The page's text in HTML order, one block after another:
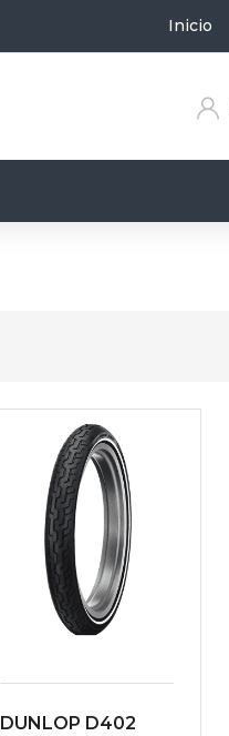
Inicio
DUNLOP D402